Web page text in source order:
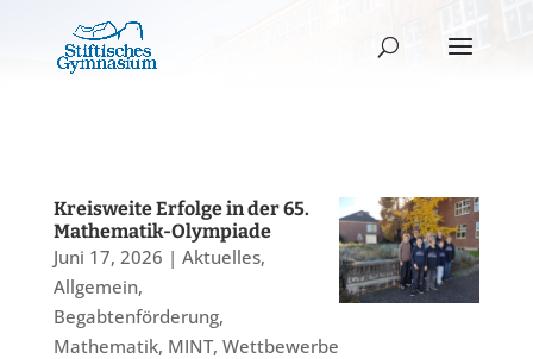
Kreisweite Erfolge in der 65.
Mathematik-Olympiade
Juni 17, 2026 | Aktuelles,
Allgemein,
Begabtenförderung,
Mathematik, MINT, Wettbewerbe